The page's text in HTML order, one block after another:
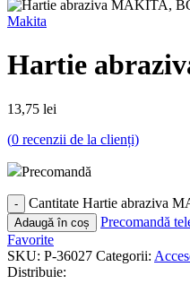
Makita
Hartie
13,75 lei
(0 recenzii de la clienți)
Precomandă
Cantitate Hartie abraziva
Adaugă în coș
Precomandă
Favorite
SKU: P-36027 Categorii:
Distribuie: